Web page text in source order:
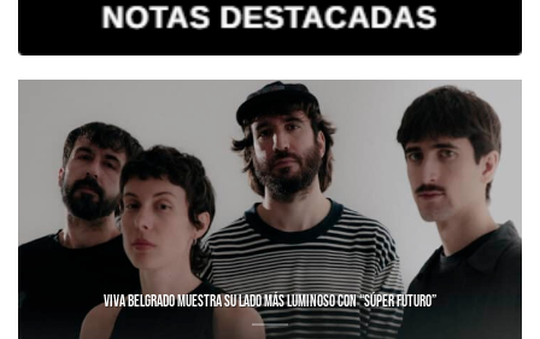
VIVA BELGRADO MUESTRA SU LADO MÁS LUMINOSO CON “SÚPER FUTURO”